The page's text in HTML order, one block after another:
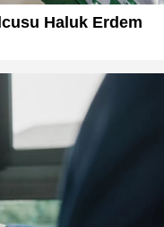
Haluk Erdem